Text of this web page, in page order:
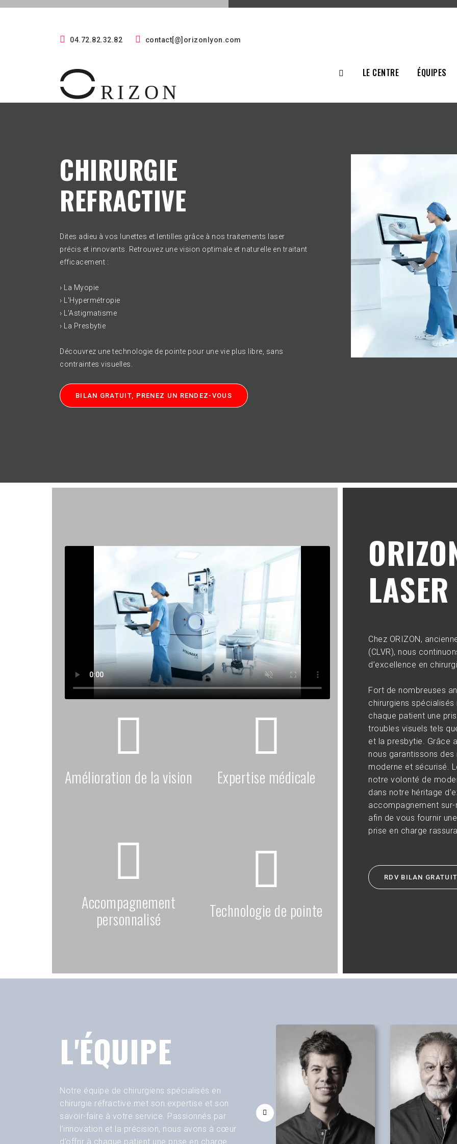
04.72.82.32.82 contact[@]orizonlyon.com
LE CENTRE ÉQUIPES
CHIRURGIE
REFRACTIVE
Dites adieu à vos lunettes et lentilles grâce à nos traitements laser
précis et innovants. Retrouvez une vision optimale et naturelle en traitant
efficacement :
› La Myopie
› L'Hypermétropie
› L'Astigmatisme
› La Presbytie
Découvrez une technologie de pointe pour une vie plus libre, sans
contraintes visuelles.
BILAN GRATUIT, PRENEZ UN RENDEZ-VOUS
SÉCHERESSE
OCULAIRE
Nos solutions avancées pour le
des affections de la cornée incluent :
Soulagez
Bénéficiez de soins
Amélioration de la vision Expertise médicale
Accompagnement
personnalisé
Technologie de pointe
Chez ORIZON,
(CLVR), nous
d’excellence en
Fort de nombreuses
chirurgiens
chaque patient une
troubles visuels tels
et la presbytie. Grâce
nous garantissons
moderne et sécurisé.
notre volonté de
dans notre héritage
accompagnement
afin de vous fournir
prise en charge
RDV BILAN GRATUIT
L'ÉQUIPE
Notre équipe de chirurgiens spécialisés en
chirurgie réfractive met son expertise et son
savoir-faire à votre service. Passionnés par
l’innovation et la précision, nous avons à cœur
d’offrir à chaque patient une prise en charge